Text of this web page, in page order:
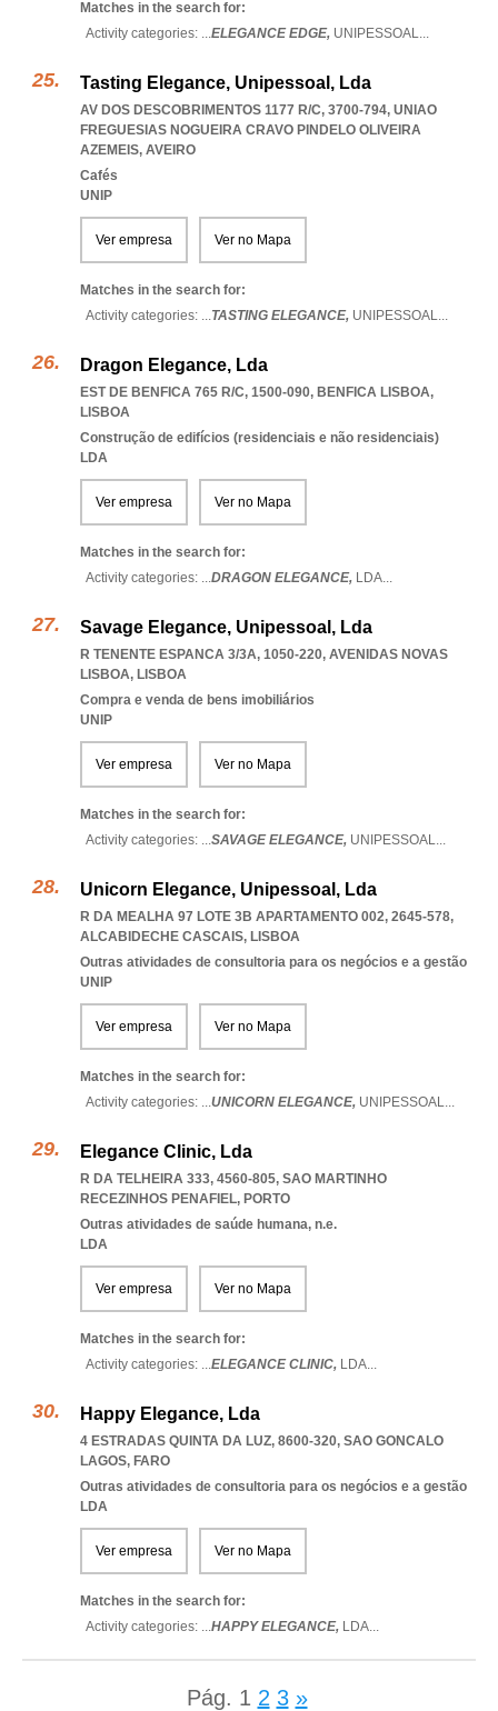
Matches in the search for:
Activity categories: ...ELEGANCE EDGE, UNIPESSOAL...
Tasting Elegance, Unipessoal, Lda
AV DOS DESCOBRIMENTOS 1177 R/C, 3700-794, UNIAO
FREGUESIAS NOGUEIRA CRAVO PINDELO OLIVEIRA
AZEMEIS, AVEIRO
Cafés
UNIP
Ver empresa Ver no Mapa
Matches in the search for:
Activity categories: ...TASTING ELEGANCE, UNIPESSOAL...
Dragon Elegance, Lda
EST DE BENFICA 765 R/C, 1500-090, BENFICA LISBOA,
LISBOA
Construção de edifícios (residenciais e não residenciais)
LDA
Ver empresa Ver no Mapa
Matches in the search for:
Activity categories: ...DRAGON ELEGANCE, LDA...
Savage Elegance, Unipessoal, Lda
R TENENTE ESPANCA 3/3A, 1050-220, AVENIDAS NOVAS
LISBOA, LISBOA
Compra e venda de bens imobiliários
UNIP
Ver empresa Ver no Mapa
Matches in the search for:
Activity categories: ...SAVAGE ELEGANCE, UNIPESSOAL...
Unicorn Elegance, Unipessoal, Lda
R DA MEALHA 97 LOTE 3B APARTAMENTO 002, 2645-578,
ALCABIDECHE CASCAIS, LISBOA
Outras atividades de consultoria para os negócios e a gestão
UNIP
Ver empresa Ver no Mapa
Matches in the search for:
Activity categories: ...UNICORN ELEGANCE, UNIPESSOAL...
Elegance Clinic, Lda
R DA TELHEIRA 333, 4560-805, SAO MARTINHO
RECEZINHOS PENAFIEL, PORTO
Outras atividades de saúde humana, n.e.
LDA
Ver empresa Ver no Mapa
Matches in the search for:
Activity categories: ...ELEGANCE CLINIC, LDA...
Happy Elegance, Lda
4 ESTRADAS QUINTA DA LUZ, 8600-320, SAO GONCALO
LAGOS, FARO
Outras atividades de consultoria para os negócios e a gestão
LDA
Ver empresa Ver no Mapa
Matches in the search for:
Activity categories: ...HAPPY ELEGANCE, LDA...
Pág. 1 2 3 »